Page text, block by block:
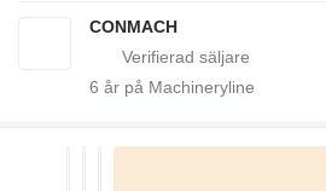
CONMACH
6 år på Machineryline